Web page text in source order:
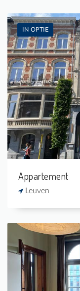
IN OPTIE
Appartement
Leuven